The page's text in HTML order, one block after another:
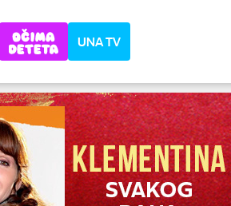
UNA TV